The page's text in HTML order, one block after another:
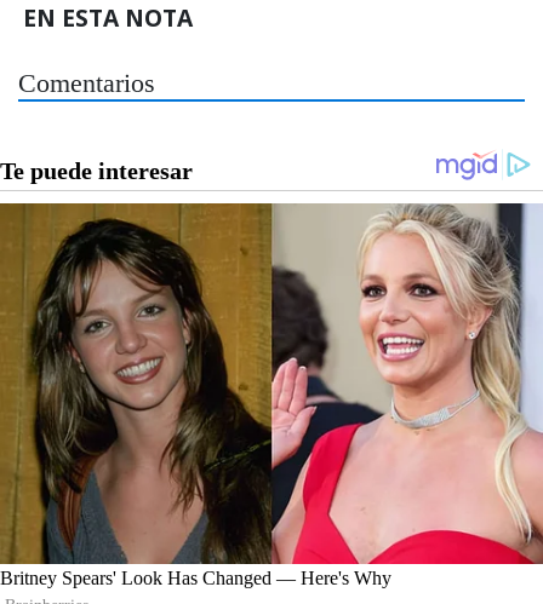
EN ESTA NOTA
Comentarios